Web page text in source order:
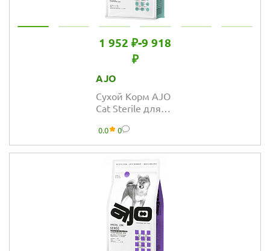
1 952 ₽-9 918
₽
AJO
Сухой Корм AJO
Cat Sterile для
стерилизованных
кошек с высоким
содержанием
белка
0.0 0